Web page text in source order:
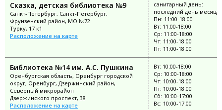
Сказка, детская библиотека №9
Санкт-Петербург, Санкт-Петербург,
Фрунзенский район, МО №72
Турку, 17 к1
Расположение на карте
санитарный день:
последний день месяца
Пн: 11:00-18:00
Вт: 11:00-18:00
Ср: 11:00-18:00
Чт: 11:00-18:00
Пт: 11:00-18:00
Библиотека №14 им. А.С. Пушкина
Оренбургская область, Оренбург городской
округ, Оренбург, Дзержинский район,
Северный микрорайон
Дзержинского проспект, 38
Расположение на карте
Вт: 10:00-18:00
Ср: 10:00-18:00
Чт: 10:00-18:00
Пт: 10:00-18:00
Сб: 10:00-17:00
Вс: 10:00-17:00